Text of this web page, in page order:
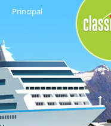
Principal